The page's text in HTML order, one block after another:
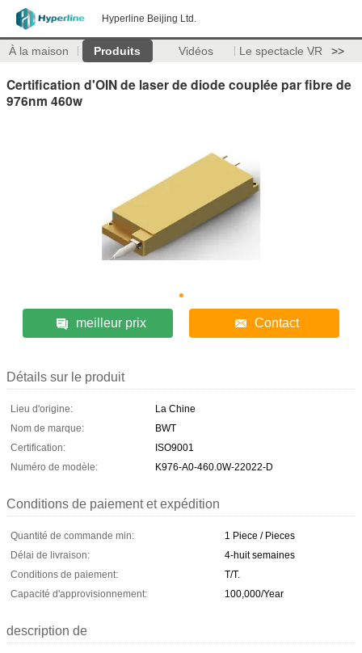
Hyperline Beijing Ltd.
À la maison Produits Vidéos Le spectacle VR >>
Certification d'OIN de laser de diode couplée par fibre de
976nm 460w
meilleur prix Contact
Détails sur le produit
Lieu d'origine:
La Chine
Nom de marque:
BWT
Certification:
ISO9001
Numéro de modèle:
K976-A0-460.0W-22022-D
Conditions de paiement et expédition
Quantité de commande min:
1 Piece / Pieces
Délai de livraison:
4-huit semaines
Conditions de paiement:
T/T.
Capacité d'approvisionnement:
100,000/Year
description de